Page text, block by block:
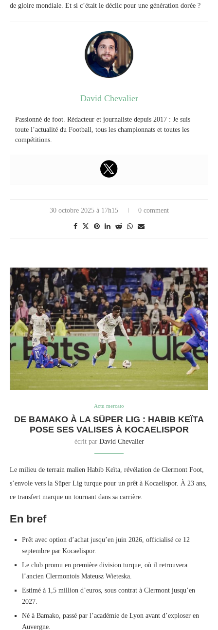
de gloire mondiale. Et si c’était le déclic pour une génération dorée ?
David Chevalier
Passionné de foot. Rédacteur et journaliste depuis 2017 : Je suis
toute l’actualité du Football, tous les championnats et toutes les
compétitions.
30 octobre 2025 à 17h15 0 comment
Actu mercato
DE BAMAKO À LA SÜPER LIG : HABIB KEÏTA
POSE SES VALISES À KOCAELISPOR
écrit par David Chevalier
Le milieu de terrain malien Habib Keïta, révélation de Clermont Foot,
s’envole vers la Süper Lig turque pour un prêt à Kocaelispor. À 23 ans,
ce transfert marque un tournant dans sa carrière.
En bref
Prêt avec option d’achat jusqu’en juin 2026, officialisé ce 12
septembre par Kocaelispor.
Le club promu en première division turque, où il retrouvera
l’ancien Clermontois Mateusz Wieteska.
Estimé à 1,5 million d’euros, sous contrat à Clermont jusqu’en
2027.
Né à Bamako, passé par l’académie de Lyon avant d’exploser en
Auvergne.